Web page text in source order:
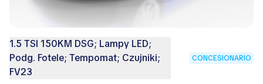
1.5 TSI 150KM DSG; Lampy LED;
Podg. Fotele; Tempomat; Czujniki;
FV23
CONCESIONARIO